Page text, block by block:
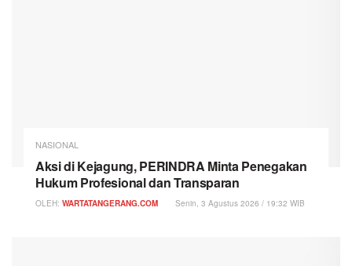
NASIONAL
Aksi di Kejagung, PERINDRA Minta Penegakan
Hukum Profesional dan Transparan
OLEH: WARTATANGERANG.COM Senin, 3 Agustus 2026 / 19:32 WIB